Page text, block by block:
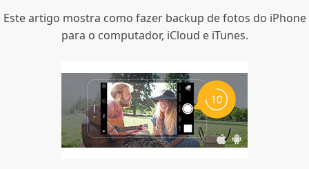
Este artigo mostra como fazer backup de fotos do iPhone
para o computador, iCloud e iTunes.